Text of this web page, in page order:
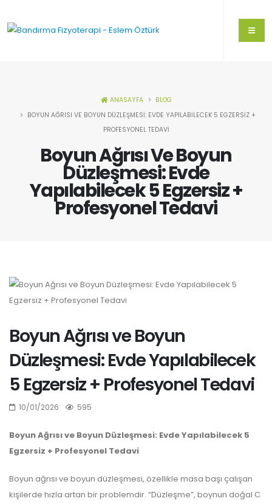
Boyun Ağrısı Ve Boyun
Düzleşmesi: Evde
Yapılabilecek 5 Egzersiz +
Profesyonel Tedavi
ANASAYFA
BLOG
BOYUN AĞRISI VE BOYUN DÜZLEŞMESI: EVDE YAPILABILECEK 5 EGZERSIZ +
PROFESYONEL TEDAVI
Boyun Ağrısı ve Boyun
Düzleşmesi: Evde Yapılabilecek
5 Egzersiz + Profesyonel Tedavi
10/01/2026 595
Boyun Ağrısı ve Boyun Düzleşmesi: Evde Yapılabilecek 5
Egzersiz + Profesyonel Tedavi
Boyun ağrısı ve boyun düzleşmesi, özellikle masa başı çalışan
kişilerde hızla artan bir problemdir. “Düzleşme”, boynun doğal C